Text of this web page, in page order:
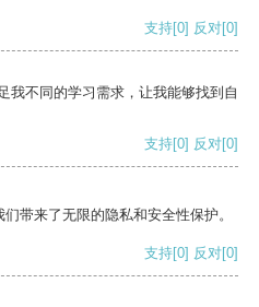
支持[0] 反对[0]
我不同的学习需求，让我能够找到自
支持[0] 反对[0]
带来了无限的隐私和安全性保护。
支持[0] 反对[0]